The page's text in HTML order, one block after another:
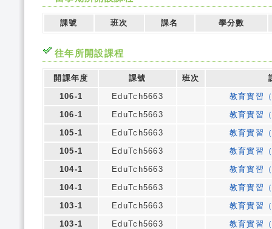
課號 班次 課名 學分數
往年所開設課程
開課年度 課號 班次
106-1
EduTch5663
教育實習
106-1
EduTch5663
教育實習
105-1
EduTch5663
教育實習
105-1
EduTch5663
教育實習
104-1
EduTch5663
教育實習
104-1
EduTch5663
教育實習
103-1
EduTch5663
教育實習
103-1
EduTch5663
教育實習